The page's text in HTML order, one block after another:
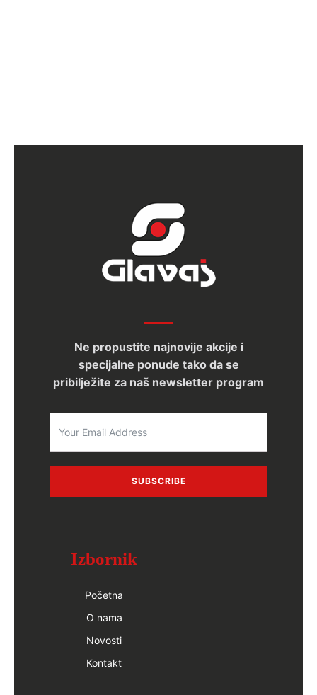
Ne propustite najnovije akcije i
specijalne ponude tako da se
pribilježite za naš newsletter program
SUBSCRIBE
Izbornik
Početna
O nama
Novosti
Kontakt